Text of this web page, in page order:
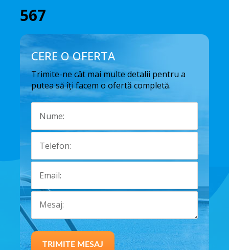
567
CERE O OFERTA
Trimite-ne cât mai multe detalii pentru a
putea să îți facem o ofertă completă.